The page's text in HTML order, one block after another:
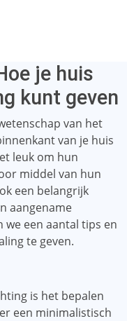
je huis
kunt geven
van het
van je huis
leuk om hun
middel van hun
een belangrijk
aangename
een aantal tips en
te geven.
is het bepalen
een minimalistisch